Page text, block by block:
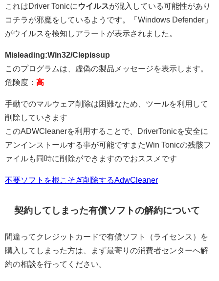
これはDriver Tonicに ウイルスが混入している可能性があり
コチラが邪魔をしているようです。「Windows Defender」
がウイルスを検知しアラートが表示されました。
Misleading:Win32/Clepissup
このプログラムは、虚偽の製品メッセージを表示します。
危険度： 高
手動でのマルウェア削除は困難なため、ツールを利用して
削除していきます
このADWCleanerを利用することで、DriverTonicを安全に
アンインストールする事が可能ですまたWin Tonicの残骸フ
ァイルも同時に削除ができますのでおススメです
不要ソフトを根こそぎ削除するAdwCleaner
契約してしまった有償ソフトの解約について
間違ってクレジットカードで有償ソフト（ライセンス）を
購入してしまった方は、まず最寄りの消費者センターへ解
約の相談を行ってください。